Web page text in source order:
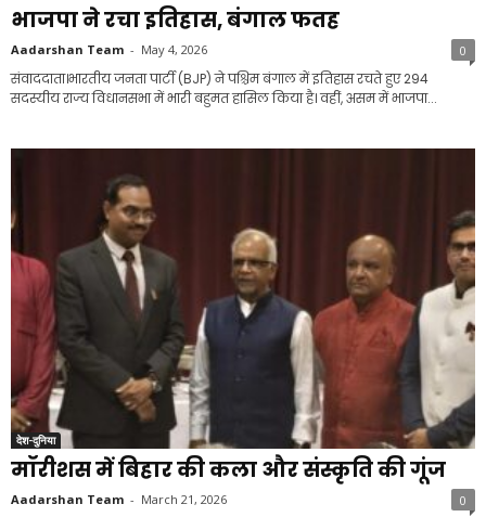
भाजपा ने रचा इतिहास, बंगाल फतह
Aadarshan Team - May 4, 2026 0
संवाददाता।भारतीय जनता पार्टी (BJP) ने पश्चिम बंगाल में इतिहास रचते हुए 294
सदस्यीय राज्य विधानसभा में भारी बहुमत हासिल किया है। वहीं, असम में भाजपा...
देश-दुनिया
मॉरीशस में बिहार की कला और संस्कृति की गूंज
Aadarshan Team - March 21, 2026 0